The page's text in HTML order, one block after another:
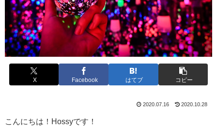
X Facebook はてブ コピー
2020.07.16 2020.10.28
こんにちは！Hossyです！